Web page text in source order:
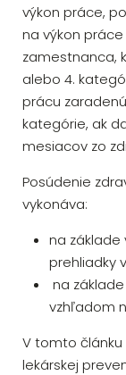
výkon práce,
na výkon
zamestnanca,
alebo 4.
prácu
kategórie, ak
mesiacov zo
Posúdenie
vykonáva:
na základe
prehliadky
na
vzhľadom
V tomto
lekárskej